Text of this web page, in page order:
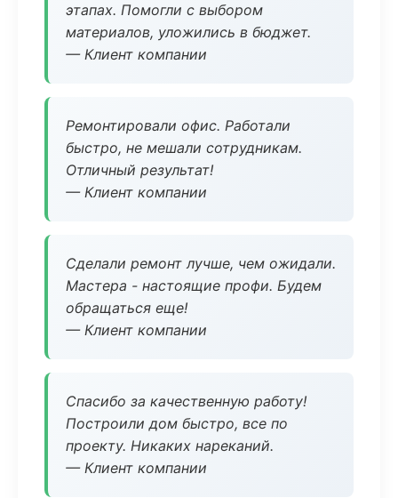
этапах. Помогли с выбором
материалов, уложились в бюджет.
— Клиент компании
Ремонтировали офис. Работали
быстро, не мешали сотрудникам.
Отличный результат!
— Клиент компании
Сделали ремонт лучше, чем ожидали.
Мастера - настоящие профи. Будем
обращаться еще!
— Клиент компании
Спасибо за качественную работу!
Построили дом быстро, все по
проекту. Никаких нареканий.
— Клиент компании